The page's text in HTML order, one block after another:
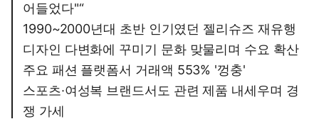
어들었다"“
1990~2000년대 초반 인기였던 젤리슈즈 재유행
디자인 다변화에 꾸미기 문화 맞물리며 수요 확산
주요 패션 플랫폼서 거래액 553% '껑충'
스포츠·여성복 브랜드서도 관련 제품 내세우며 경
쟁 가세